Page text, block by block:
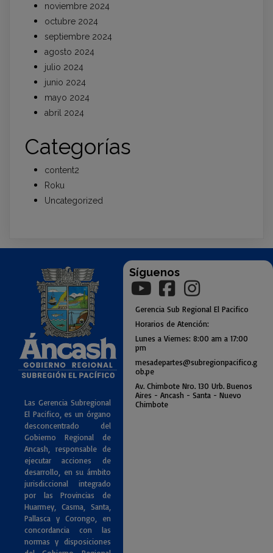
noviembre 2024
octubre 2024
septiembre 2024
agosto 2024
julio 2024
junio 2024
mayo 2024
abril 2024
Categorías
content2
Roku
Uncategorized
Las Gerencia Subregional
El Pacifico, es un órgano
desconcentrado del
Gobierno Regional de
Ancash, responsable de
ejecutar acciones de
desarrollo, en su ámbito
jurisdiccional integrado
por las Provincias de
Huarmey, Casma, Santa,
Pallasca y Corongo, en
concordancia con las
normas y disposiciones
Síguenos
Gerencia Sub Regional El Pacifico
Horarios de Atención:
Lunes a Viernes: 8:00 am a 17:00
pm
mesadepartes@subregionpacifico.g
ob.pe
Av. Chimbote Nro. 130 Urb. Buenos
Aires - Ancash - Santa - Nuevo
Chimbote